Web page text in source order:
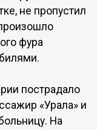
не пропустил
фура
пострадало
«Урала» и
На